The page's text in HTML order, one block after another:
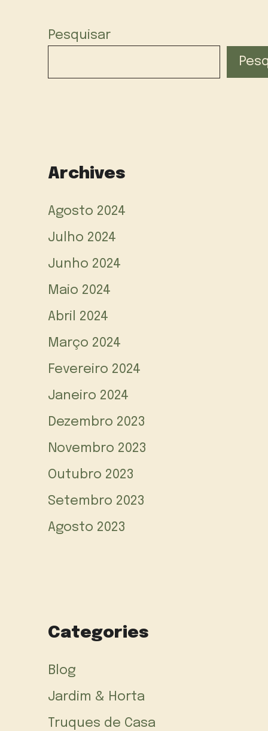
Pesquisar
Archives
Agosto 2024
Julho 2024
Junho 2024
Maio 2024
Abril 2024
Março 2024
Fevereiro 2024
Janeiro 2024
Dezembro 2023
Novembro 2023
Outubro 2023
Setembro 2023
Agosto 2023
Categories
Blog
Jardim & Horta
Truques de Casa